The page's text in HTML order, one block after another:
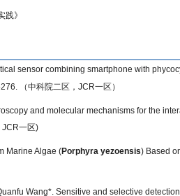
践》
sensor combining smartphone with
（中科院二区， JCR一区）
and molecular mechanisms for the
JCR一区)
Marine Algae (Porphyra yezoensis) Based
Wang*. Sensitive and selective